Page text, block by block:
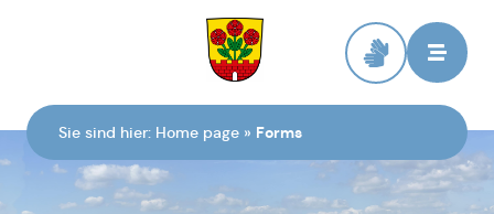
Sie sind hier: Home page » Forms